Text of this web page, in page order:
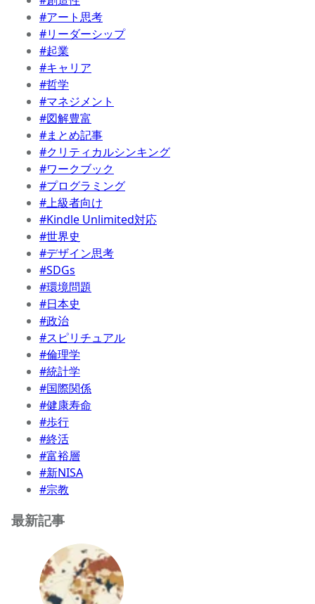
#アート思考
#リーダーシップ
#起業
#キャリア
#哲学
#マネジメント
#図解豊富
#まとめ記事
#クリティカルシンキング
#ワークブック
#プログラミング
#上級者向け
#Kindle Unlimited対応
#世界史
#デザイン思考
#SDGs
#環境問題
#日本史
#政治
#スピリチュアル
#倫理学
#統計学
#国際関係
#健康寿命
#歩行
#終活
#富裕層
#新NISA
#宗教
最新記事